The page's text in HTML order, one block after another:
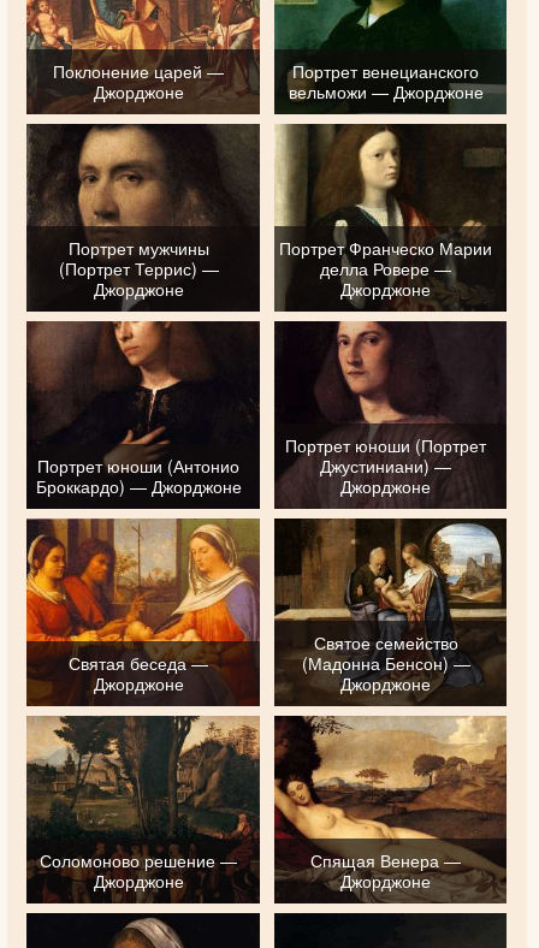
Поклонение царей —
Джорджоне
Портрет венецианского
вельможи — Джорджоне
Портрет мужчины
(Портрет Террис) —
Джорджоне
Портрет Франческо Марии
делла Ровере —
Джорджоне
Портрет юноши (Антонио
Броккардо) — Джорджоне
Портрет юноши (Портрет
Джустиниани) —
Джорджоне
Святая беседа —
Джорджоне
Святое семейство
(Мадонна Бенсон) —
Джорджоне
Соломоново решение —
Джорджоне
Спящая Венера —
Джорджоне